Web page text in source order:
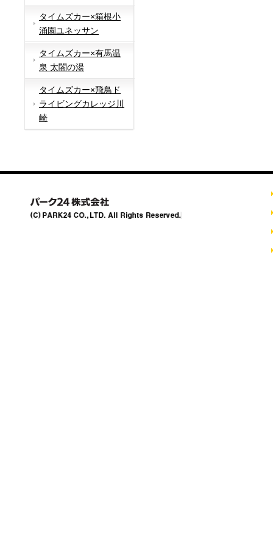
タイムズカー×箱根小
涌園ユネッサン
タイムズカー×有馬温
泉 太閤の湯
タイムズカー×飛鳥ド
ライビングカレッジ川
崎